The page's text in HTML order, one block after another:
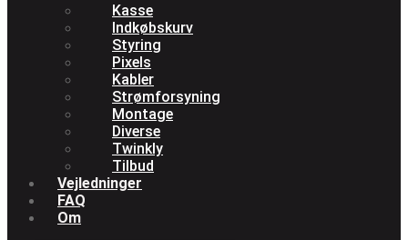
Kasse
Indkøbskurv
Styring
Pixels
Kabler
Strømforsyning
Montage
Diverse
Twinkly
Tilbud
Vejledninger
FAQ
Om